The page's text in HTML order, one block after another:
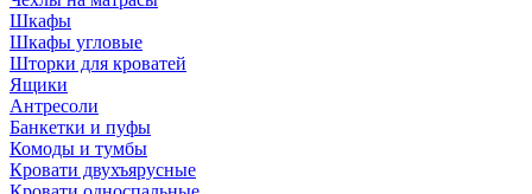
Шкафы
Шкафы угловые
Шторки для кроватей
Ящики
Антресоли
Банкетки и пуфы
Комоды и тумбы
Кровати двухъярусные